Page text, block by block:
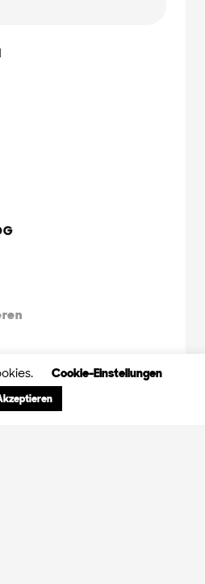
Radio X Mainstream
Cookie-Einstellungen